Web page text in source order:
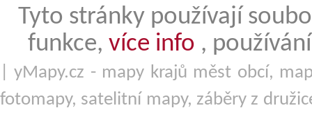
Tyto stránky používají
funkce, více info ,
| yMapy.cz - mapy krajů měst obcí,
fotomapy, satelitní mapy, záběry z